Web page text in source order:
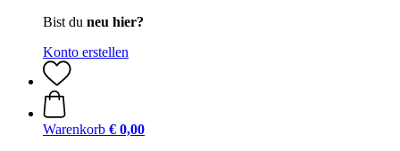
Bist du neu hier?
Konto erstellen
Warenkorb € 0,00